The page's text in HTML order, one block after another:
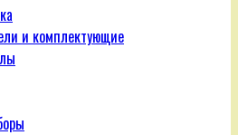
и комплектующие